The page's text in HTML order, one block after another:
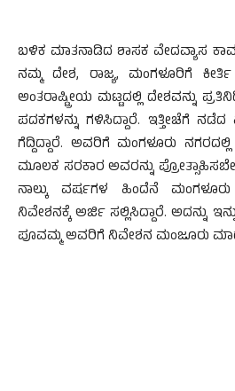
ಬಳಿಕ ಮಾತನಾಡಿದ ಶಾಸಕ ವೇದವ್ಯಾಸ
ನಮ್ಮ ದೇಶ, ರಾಜ್ಯ, ಮಂಗಳೂರಿಗೆ
ಅಂತರಾಷ್ಟ್ರೀಯ ಮಟ್ಟದಲ್ಲಿ ದೇಶವನ್ನು
ಪದಕಗಳನ್ನು ಗಳಿಸಿದ್ದಾರೆ. ಇತ್ತೀಚೆಗೆ
ಗೆದ್ದಿದ್ದಾರೆ. ಅವರಿಗೆ ಮಂಗಳೂರು
ಮೂಲಕ ಸರಕಾರ ಅವರನ್ನು
ನಾಲ್ಕು ವರ್ಷಗಳ ಹಿಂದೆನೆ ಮಂಗಳೂರು
ನಿವೇಶನಕ್ಕೆ ಅರ್ಜಿ ಸಲ್ಲಿಸಿದ್ದಾರೆ. ಅದನ್ನು
ಪೂವಮ್ಮ ಅವರಿಗೆ ನಿವೇಶನ ಮಂಜೂರು